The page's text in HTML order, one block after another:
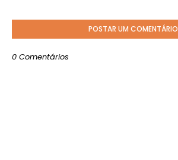
POSTAR UM COMENTÁRIO
0 Comentários